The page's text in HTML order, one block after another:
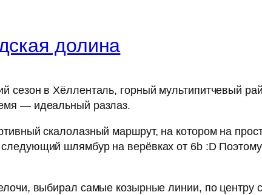
долина
сезон в Хёлленталь, горный мультипитчевый
— идеальный разлаз.
скалолазный маршрут, на котором на
шлямбур на верёвках от 6b :D
выбирал самые козырные линии, по